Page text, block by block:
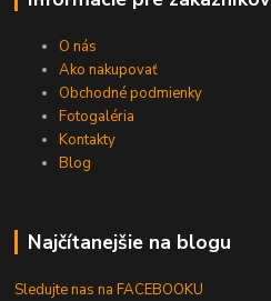
O nás
Ako nakupovať
Obchodné podmienky
Fotogaléria
Kontakty
Blog
Najčítanejšie na blogu
Sledujte nas na FACEBOOKU